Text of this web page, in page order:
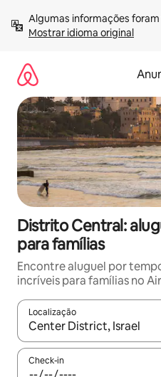
para
Mostrar idioma original
Distrito Central:
para famílias
Encontre aluguel por
incríveis para famílias no
Localização
Quando os resultados
Check-in